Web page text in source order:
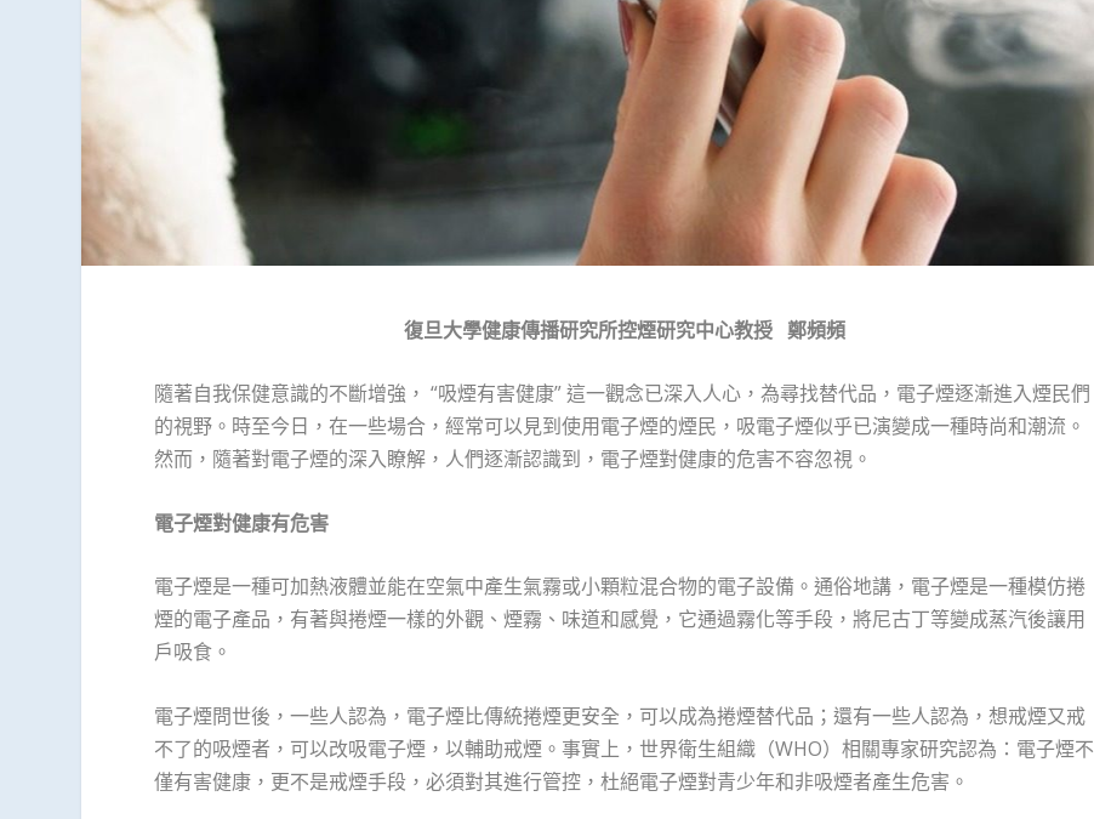
復旦大學健康傳播研究所控煙研究中心教授 鄭頻頻
隨著自我保健意識的不斷增強， “吸煙有害健康” 這一觀念已深入人心，為尋找替代品，電子煙逐漸進入煙民們
的視野。時至今日，在一些場合，經常可以見到使用電子煙的煙民，吸電子煙似乎已演變成一種時尚和潮流。
然而，隨著對電子煙的深入瞭解，人們逐漸認識到，電子煙對健康的危害不容忽視。
電子煙對健康有危害
電子煙是一種可加熱液體並能在空氣中產生氣霧或小顆粒混合物的電子設備。通俗地講，電子煙是一種模仿捲
煙的電子產品，有著與捲煙一樣的外觀、煙霧、味道和感覺，它通過霧化等手段，將尼古丁等變成蒸汽後讓用
戶吸食。
電子煙問世後，一些人認為，電子煙比傳統捲煙更安全，可以成為捲煙替代品；還有一些人認為，想戒煙又戒
不了的吸煙者，可以改吸電子煙，以輔助戒煙。事實上，世界衛生組織（WHO）相關專家研究認為：電子煙不
僅有害健康，更不是戒煙手段，必須對其進行管控，杜絕電子煙對青少年和非吸煙者產生危害。